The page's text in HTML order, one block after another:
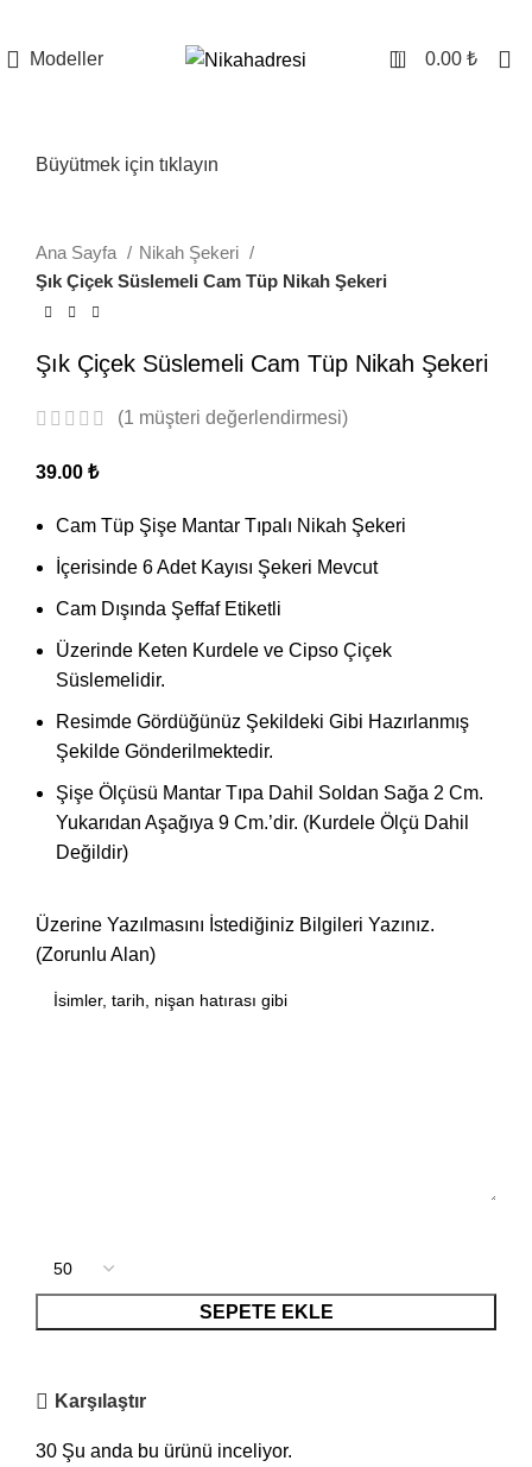
Modeller 0 0.00 ₺
Büyütmek için tıklayın
Ana Sayfa
Nikah Şekeri
Şık Çiçek Süslemeli Cam Tüp Nikah Şekeri
Şık Çiçek Süslemeli Cam Tüp Nikah Şekeri
(1 müşteri değerlendirmesi)
39.00 ₺
Cam Tüp Şişe Mantar Tıpalı Nikah Şekeri
İçerisinde 6 Adet Kayısı Şekeri Mevcut
Cam Dışında Şeffaf Etiketli
Üzerinde Keten Kurdele ve Cipso Çiçek
Süslemelidir.
Resimde Gördüğünüz Şekildeki Gibi Hazırlanmış
Şekilde Gönderilmektedir.
Şişe Ölçüsü Mantar Tıpa Dahil Soldan Sağa 2 Cm.
Yukarıdan Aşağıya 9 Cm.’dir. (Kurdele Ölçü Dahil
Değildir)
Üzerine Yazılmasını İstediğiniz Bilgileri Yazınız.
(Zorunlu Alan)
SEPETE EKLE
Karşılaştır
30 Şu anda bu ürünü inceliyor.